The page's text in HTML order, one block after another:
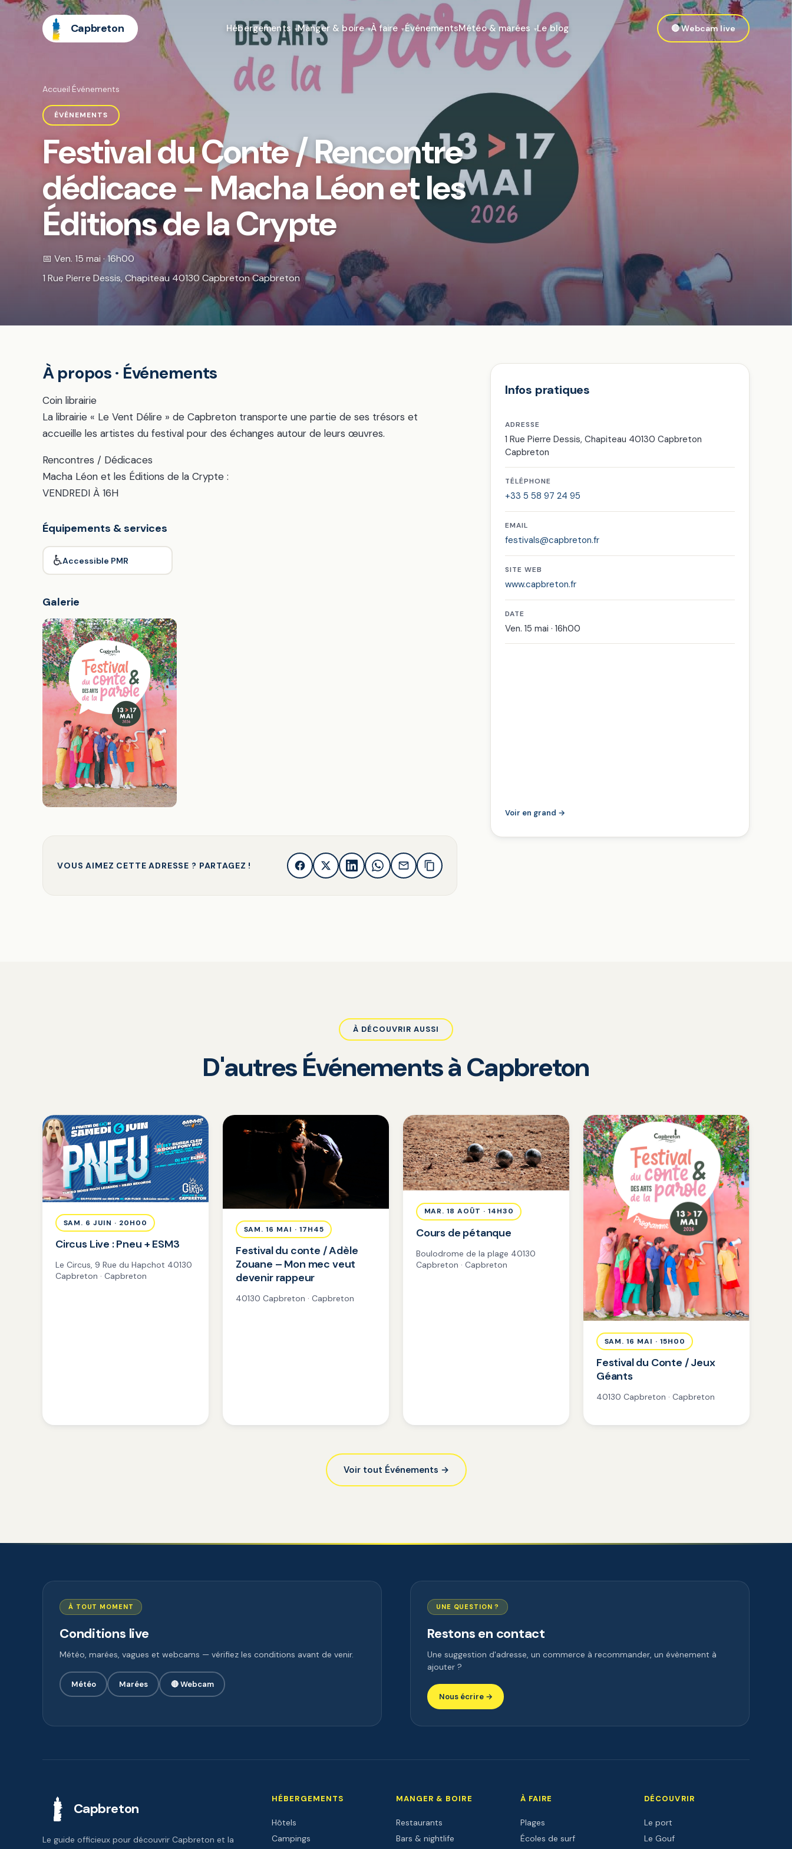
Capbreton Hébergements Manger & boire À faire ÉvénementsMétéo & marées Le blog 🔴 Webcam live
Accueil·Événements
ÉVÉNEMENTS
Festival du Conte / Rencontre
dédicace – Macha Léon et les
Éditions de la Crypte
📅 Ven. 15 mai · 16h00
1 Rue Pierre Dessis, Chapiteau 40130 Capbreton Capbreton
À propos · Événements
Coin librairie
La librairie « Le Vent Délire » de Capbreton transporte une partie de ses trésors et
accueille les artistes du festival pour des échanges autour de leurs œuvres.
Rencontres / Dédicaces
Macha Léon et les Éditions de la Crypte :
VENDREDI À 16H
Équipements & services
♿Accessible PMR
Galerie
VOUS AIMEZ CETTE ADRESSE ? PARTAGEZ !
Infos pratiques
ADRESSE
1 Rue Pierre Dessis, Chapiteau 40130 Capbreton
Capbreton
TÉLÉPHONE
+33 5 58 97 24 95
EMAIL
festivals@capbreton.fr
SITE WEB
www.capbreton.fr
DATE
Ven. 15 mai · 16h00
Voir en grand →
À DÉCOUVRIR AUSSI
D'autres Événements à Capbreton
SAM. 6 JUIN · 20H00
Circus Live : Pneu + ESM3
Le Circus, 9 Rue du Hapchot 40130
Capbreton · Capbreton
SAM. 16 MAI · 17H45
Festival du conte / Adèle
Zouane – Mon mec veut
devenir rappeur
40130 Capbreton · Capbreton
MAR. 18 AOÛT · 14H30
Cours de pétanque
Boulodrome de la plage 40130
Capbreton · Capbreton
SAM. 16 MAI · 15H00
Festival du Conte / Jeux
Géants
40130 Capbreton · Capbreton
Voir tout Événements →
À TOUT MOMENT
Conditions live
Météo, marées, vagues et webcams — vérifiez les conditions avant de venir.
Météo Marées 🔴 Webcam
UNE QUESTION ?
Restons en contact
Une suggestion d'adresse, un commerce à recommander, un évènement à
ajouter ?
Nous écrire →
Capbreton
Le guide officieux pour découvrir Capbreton et la
HÉBERGEMENTS
Hôtels
Campings
MANGER & BOIRE
Restaurants
Bars & nightlife
À FAIRE
Plages
Écoles de surf
DÉCOUVRIR
Le port
Le Gouf